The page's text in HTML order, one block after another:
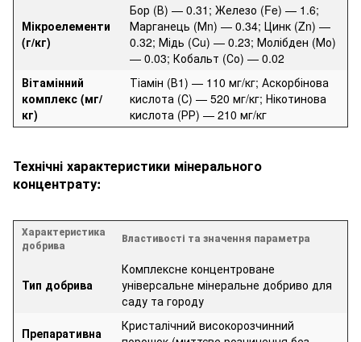
Мікроелементи
(г/кг)
Бор (В) — 0.31; Железо (Fe) — 1.6;
Марганець (Мn) — 0.34; Цинк (Zn) —
0.32; Мідь (Cu) — 0.23; Молібден (Мо)
— 0.03; Кобальт (Со) — 0.02
Вітамінний
комплекс (мг/
кг)
Тіамін (В1) — 110 мг/кг; Аскорбінова
кислота (С) — 520 мг/кг; Нікотинова
кислота (РР) — 210 мг/кг
Технічні характеристики мінерального
концентрату:
Характеристика
добрива
Властивості та значення параметра
Тип добрива
Комплексне концентроване
універсальне мінеральне добриво для
саду та городу
Препаративна
Кристалічний високорозчинний